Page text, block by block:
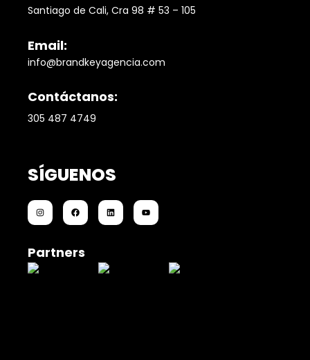
Santiago de Cali, Cra 98 # 53 – 105
Email:
info@brandkeyagencia.com
Contáctanos:
305 487 4749
SÍGUENOS
Partners